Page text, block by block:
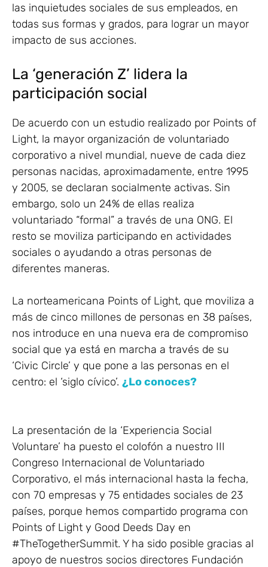
las inquietudes sociales de sus empleados, en
todas sus formas y grados, para lograr un mayor
impacto de sus acciones.
La ‘generación Z’ lidera la
participación social
De acuerdo con un estudio realizado por Points of
Light, la mayor organización de voluntariado
corporativo a nivel mundial, nueve de cada diez
personas nacidas, aproximadamente, entre 1995
y 2005, se declaran socialmente activas. Sin
embargo, solo un 24% de ellas realiza
voluntariado “formal” a través de una ONG. El
resto se moviliza participando en actividades
sociales o ayudando a otras personas de
diferentes maneras.
La norteamericana Points of Light, que moviliza a
más de cinco millones de personas en 38 países,
nos introduce en una nueva era de compromiso
social que ya está en marcha a través de su
‘Civic Circle’ y que pone a las personas en el
centro: el ‘siglo cívico’. ¿Lo conoces?
La presentación de la ‘Experiencia Social
Voluntare’ ha puesto el colofón a nuestro III
Congreso Internacional de Voluntariado
Corporativo, el más internacional hasta la fecha,
con 70 empresas y 75 entidades sociales de 23
países, porque hemos compartido programa con
Points of Light y Good Deeds Day en
#TheTogetherSummit. Y ha sido posible gracias al
apoyo de nuestros socios directores Fundación